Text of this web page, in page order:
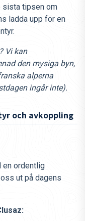
sista tipsen om
ladda upp för en
Vi kan
den mysiga byn,
alperna
ingår inte).
och avkoppling
en ordentlig
ut på dagens